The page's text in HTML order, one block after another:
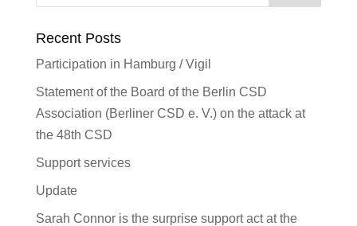
Recent Posts
Participation in Hamburg / Vigil
Statement of the Board of the Berlin CSD
Association (Berliner CSD e. V.) on the attack at
the 48th CSD
Support services
Update
Sarah Connor is the surprise support act at the